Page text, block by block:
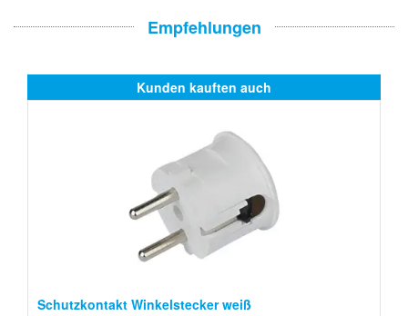
Empfehlungen
Kunden kauften auch
Schutzkontakt Winkelstecker weiß